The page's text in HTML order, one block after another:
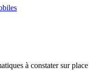
à constater sur place